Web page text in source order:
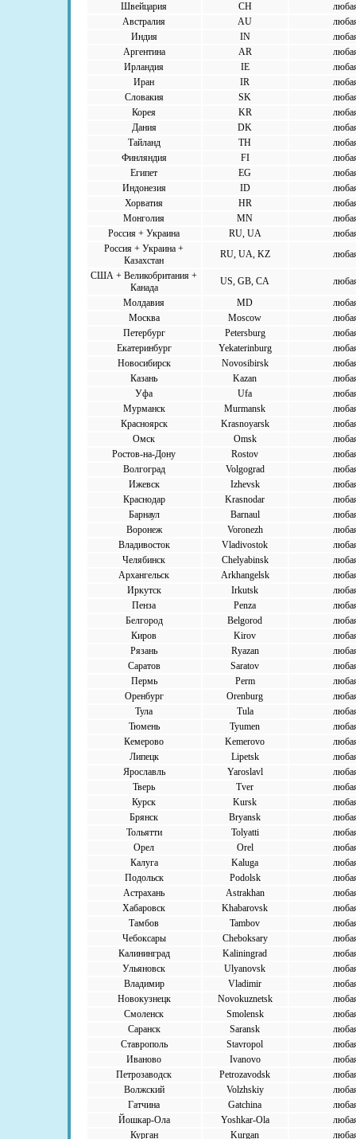
Швейцария
CH
Австралия
AU
Индия
IN
Аргентина
AR
Ирландия
IE
Иран
IR
Словакия
SK
Корея
KR
Дания
DK
Тайланд
TH
Финляндия
FI
Египет
EG
Индонезия
ID
Хорватия
HR
Монголия
MN
Россия + Украина
RU, UA
Россия + Украина +
Казахстан
RU, UA, KZ
США + Великобритания +
Канада
US, GB, CA
Молдавия
MD
Москва
Moscow
Петербург
Petersburg
Екатеринбург
Yekaterinburg
Новосибирск
Novosibirsk
Казань
Kazan
Уфа
Ufa
Мурманск
Murmansk
Красноярск
Krasnoyarsk
Омск
Omsk
Ростов-на-Дону
Rostov
Волгоград
Volgograd
Ижевск
Izhevsk
Краснодар
Krasnodar
Барнаул
Barnaul
Воронеж
Voronezh
Владивосток
Vladivostok
Челябинск
Chelyabinsk
Архангельск
Arkhangelsk
Иркутск
Irkutsk
Пенза
Penza
Белгород
Belgorod
Киров
Kirov
Рязань
Ryazan
Саратов
Saratov
Пермь
Perm
Оренбург
Orenburg
Тула
Tula
Тюмень
Tyumen
Кемерово
Kemerovo
Липецк
Lipetsk
Ярославль
Yaroslavl
Тверь
Tver
Курск
Kursk
Брянск
Bryansk
Тольятти
Tolyatti
Орел
Orel
Калуга
Kaluga
Подольск
Podolsk
Астрахань
Astrakhan
Хабаровск
Khabarovsk
Тамбов
Tambov
Чебоксары
Cheboksary
Калининград
Kaliningrad
Ульяновск
Ulyanovsk
Владимир
Vladimir
Новокузнецк
Novokuznetsk
Смоленск
Smolensk
Саранск
Saransk
Ставрополь
Stavropol
Иваново
Ivanovo
Петрозаводск
Petrozavodsk
Волжский
Volzhskiy
Гатчина
Gatchina
Йошкар-Ола
Yoshkar-Ola
Курган
Kurgan